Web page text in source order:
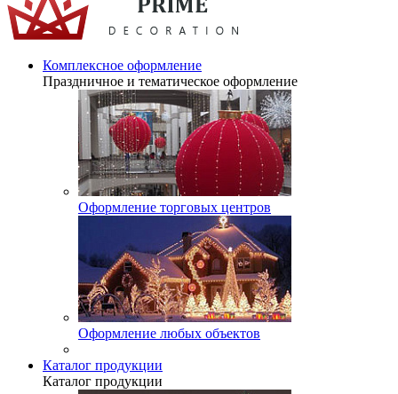
Комплексное оформление
Праздничное и тематическое оформление
Оформление торговых центров
Оформление любых объектов
Каталог продукции
Каталог продукции